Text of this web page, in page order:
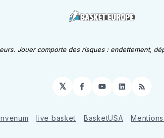
Jouer comporte des risques : endettement,
𝕏 Facebook
YouTube
LinkedIn
RSS
live basket BasketUSA